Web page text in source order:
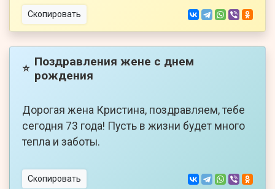
Скопировать
⭐ Поздравления жене с днем
рождения
Дорогая жена Кристина, поздравляем, тебе
сегодня 73 года! Пусть в жизни будет много
тепла и заботы.
Скопировать